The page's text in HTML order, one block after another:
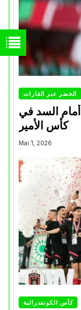
الخضر عبر القارات
السد في
كأس الأمير
Mai 1, 2026
كأس الكونفدرالية